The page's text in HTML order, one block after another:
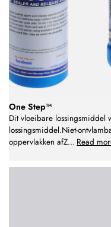
One Step™
Dit vloeibare lossingsmiddel
lossingsmiddel.Niet-
oppervlakken afZ... Read